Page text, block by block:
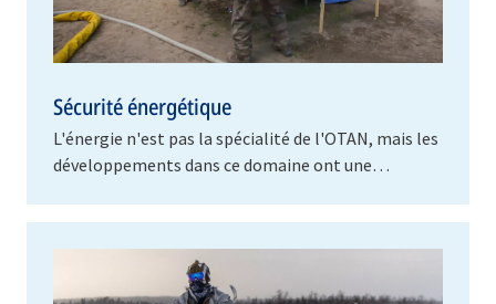
Sécurité énergétique
L'énergie n'est pas la spécialité de l'OTAN, mais les
développements dans ce domaine ont une
international…